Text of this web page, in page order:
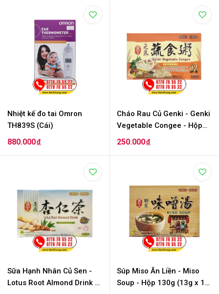
Nhiệt kế đo tai Omron
TH839S (Cái)
880.000đ
Cháo Rau Củ Genki - Genki
Vegetable Congee - Hộp
256g (32g x 8 Gói)
250.000đ
Sữa Hạnh Nhân Củ Sen -
Lotus Root Almond Drink -
Súp Miso Ăn Liền - Miso
Soup - Hộp 130g (13g x 10